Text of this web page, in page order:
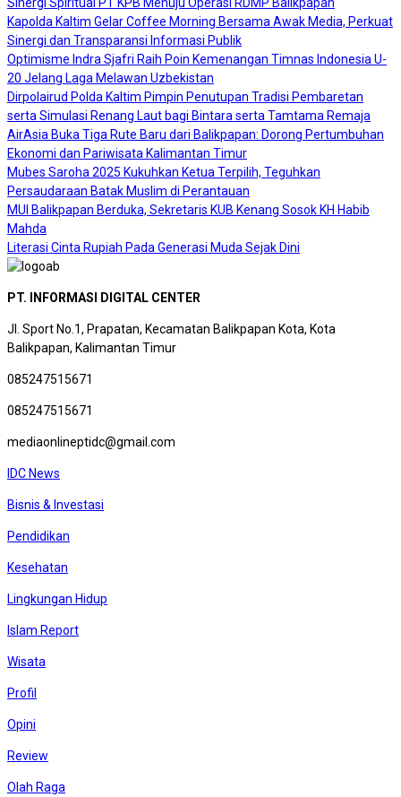
Kapolda Kaltim Gelar Coffee Morning Bersama Awak Media, Perkuat
Sinergi dan Transparansi Informasi Publik
Optimisme Indra Sjafri Raih Poin Kemenangan Timnas Indonesia U-
20 Jelang Laga Melawan Uzbekistan
Dirpolairud Polda Kaltim Pimpin Penutupan Tradisi Pembaretan
serta Simulasi Renang Laut bagi Bintara serta Tamtama Remaja
AirAsia Buka Tiga Rute Baru dari Balikpapan: Dorong Pertumbuhan
Ekonomi dan Pariwisata Kalimantan Timur
Mubes Saroha 2025 Kukuhkan Ketua Terpilih, Teguhkan
Persaudaraan Batak Muslim di Perantauan
MUI Balikpapan Berduka, Sekretaris KUB Kenang Sosok KH Habib
Mahda
Literasi Cinta Rupiah Pada Generasi Muda Sejak Dini
PT. INFORMASI DIGITAL CENTER
Jl. Sport No.1, Prapatan, Kecamatan Balikpapan Kota, Kota
Balikpapan, Kalimantan Timur
085247515671
085247515671
mediaonlineptidc@gmail.com
IDC News
Bisnis & Investasi
Pendidikan
Kesehatan
Lingkungan Hidup
Islam Report
Wisata
Profil
Opini
Review
Olah Raga